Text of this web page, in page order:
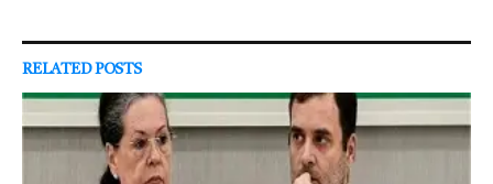
RELATEDPOSTS